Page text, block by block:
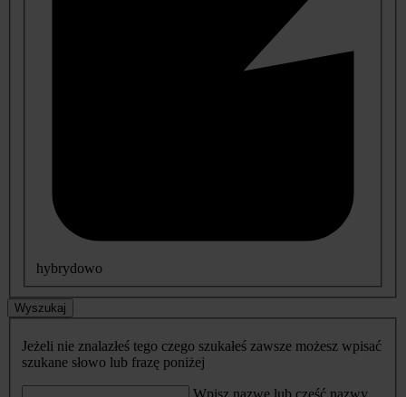
hybrydowo
Wyszukaj
Jeżeli nie znalazłeś tego czego szukałeś zawsze możesz wpisać
szukane słowo lub frazę poniżej